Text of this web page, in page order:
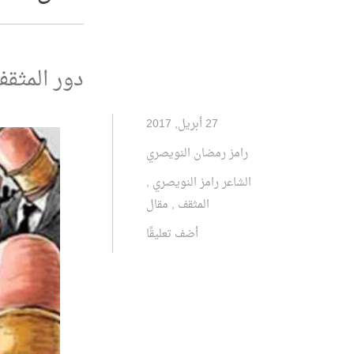
دور
27 أبريل, 2017
رامز رمضان النويصري
الشاعر رامز النويصري ,
المثقف , مقال
أضف تعليقًا